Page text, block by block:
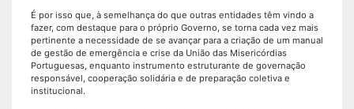
É por isso que, à semelhança do que outras entidades têm vindo a
fazer, com destaque para o próprio Governo, se torna cada vez mais
pertinente a necessidade de se avançar para a criação de um manual
de gestão de emergência e crise da União das Misericórdias
Portuguesas, enquanto instrumento estruturante de governação
responsável, cooperação solidária e de preparação coletiva e
institucional.